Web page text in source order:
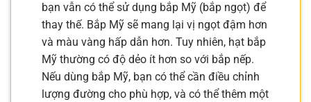
bạn vẫn có thể sử dụng bắp Mỹ (bắp ngọt) để
thay thế. Bắp Mỹ sẽ mang lại vị ngọt đậm hơn
và màu vàng hấp dẫn hơn. Tuy nhiên, hạt bắp
Mỹ thường có độ dẻo ít hơn so với bắp nếp.
Nếu dùng bắp Mỹ, bạn có thể cần điều chỉnh
lượng đường cho phù hợp, và có thể thêm một